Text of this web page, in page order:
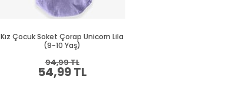
Kız Çocuk Soket Çorap Unicorn Lila
(9-10 Yaş)
54,99 TL
94,99 TL